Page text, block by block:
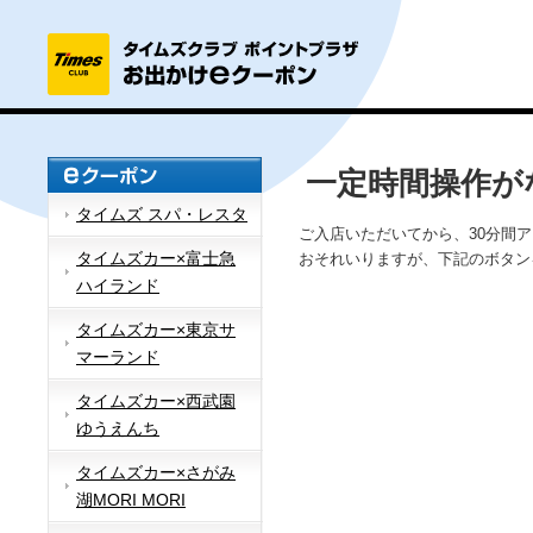
タイムズ スパ・レスタ
タイムズカー×富士急
ハイランド
タイムズカー×東京サ
マーランド
タイムズカー×西武園
ゆうえんち
タイムズカー×さがみ
湖MORI MORI
一定時間操作
ご入店いただいてから、30分間
おそれいりますが、下記のボタ